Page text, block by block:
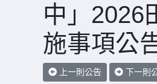
中」2026
施事項公
上一則公告 下一則